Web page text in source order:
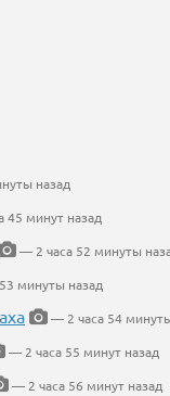
назад
45 минут назад
— 2 часа 52 минуты
минуты назад
— 2 часа 54
— 2 часа 55 минут назад
— 2 часа 56 минут назад